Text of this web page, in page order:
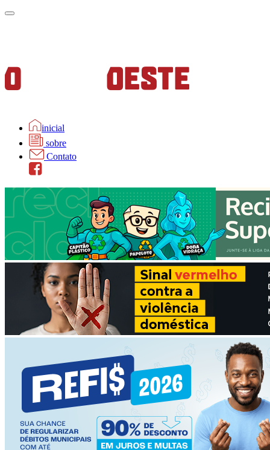
inicial
sobre
Contato